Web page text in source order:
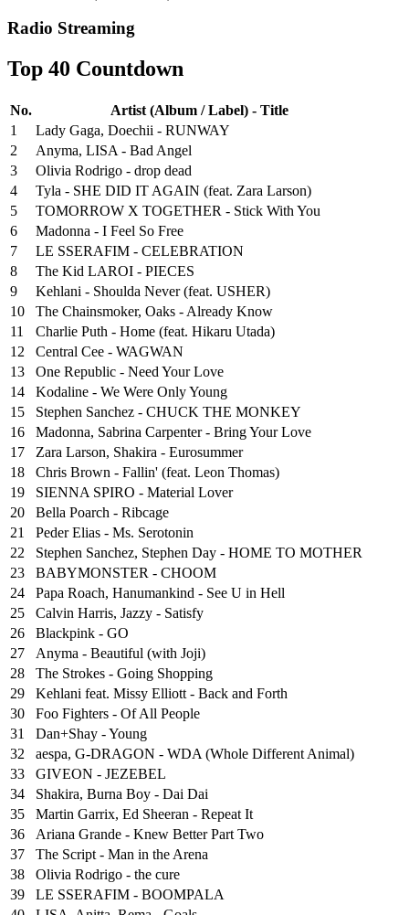
Radio Streaming
Top 40 Countdown
No.
Artist (Album / Label) - Title
1
Lady Gaga, Doechii - RUNWAY
2
Anyma, LISA - Bad Angel
3
Olivia Rodrigo - drop dead
4
Tyla - SHE DID IT AGAIN (feat. Zara Larson)
5
TOMORROW X TOGETHER - Stick With You
6
Madonna - I Feel So Free
7
LE SSERAFIM - CELEBRATION
8
The Kid LAROI - PIECES
9
Kehlani - Shoulda Never (feat. USHER)
10
The Chainsmoker, Oaks - Already Know
11
Charlie Puth - Home (feat. Hikaru Utada)
12
Central Cee - WAGWAN
13
One Republic - Need Your Love
14
Kodaline - We Were Only Young
15
Stephen Sanchez - CHUCK THE MONKEY
16
Madonna, Sabrina Carpenter - Bring Your Love
17
Zara Larson, Shakira - Eurosummer
18
Chris Brown - Fallin' (feat. Leon Thomas)
19
SIENNA SPIRO - Material Lover
20
Bella Poarch - Ribcage
21
Peder Elias - Ms. Serotonin
22
Stephen Sanchez, Stephen Day - HOME TO MOTHER
23
BABYMONSTER - CHOOM
24
Papa Roach, Hanumankind - See U in Hell
25
⁠Calvin Harris, Jazzy - Satisfy
26
Blackpink - GO
27
Anyma - Beautiful (with Joji)
28
The Strokes - Going Shopping
29
Kehlani feat. Missy Elliott - Back and Forth
30
Foo Fighters - Of All People
31
Dan+Shay - Young
32
aespa, G-DRAGON - WDA (Whole Different Animal)
33
GIVEON - JEZEBEL
34
Shakira, Burna Boy - Dai Dai
35
Martin Garrix, Ed Sheeran - Repeat It
36
Ariana Grande - Knew Better Part Two
37
The Script - Man in the Arena
38
Olivia Rodrigo - the cure
39
LE SSERAFIM - BOOMPALA